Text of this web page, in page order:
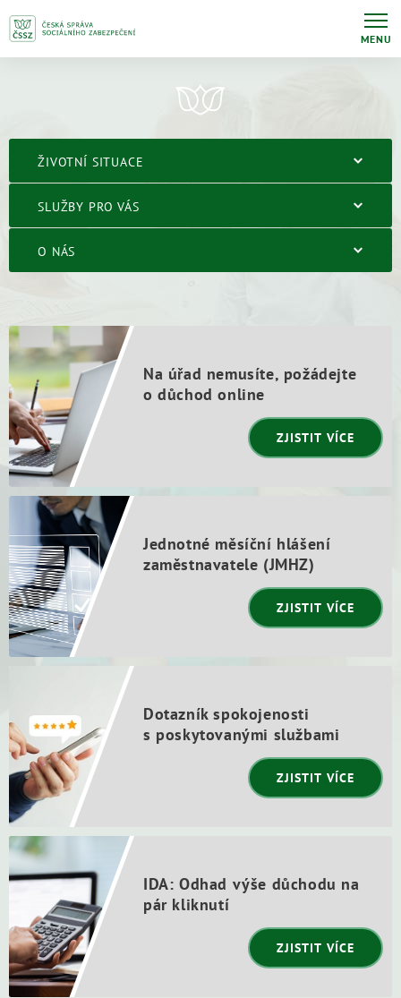
MENU
ŽIVOTNÍ SITUACE
SLUŽBY PRO VÁS
O NÁS
Na úřad nemusíte, požádejte
o důchod online
ZJISTIT VÍCE
Jednotné měsíční hlášení
zaměstnavatele (JMHZ)
ZJISTIT VÍCE
Dotazník spokojenosti
s poskytovanými službami
ZJISTIT VÍCE
IDA: Odhad výše důchodu na
pár kliknutí
ZJISTIT VÍCE